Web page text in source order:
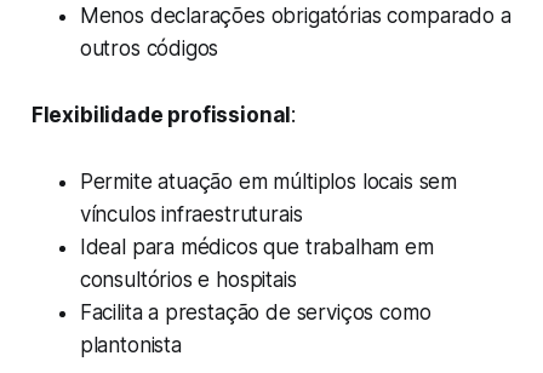
Menos declarações obrigatórias comparado a
outros códigos
Flexibilidade profissional :
Permite atuação em múltiplos locais sem
vínculos infraestruturais
Ideal para médicos que trabalham em
consultórios e hospitais
Facilita a prestação de serviços como
plantonista